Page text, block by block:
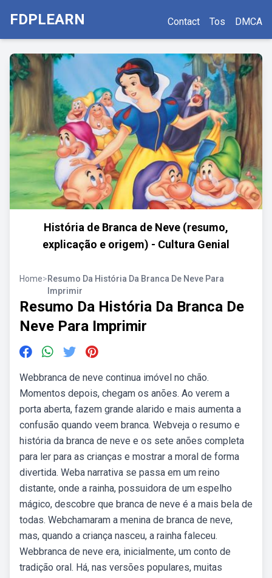
FDPLEARN Contact Tos DMCA
História de Branca de Neve (resumo,
explicação e origem) - Cultura Genial
Home>Resumo Da História Da Branca De Neve Para
Imprimir
Resumo Da História Da Branca De
Neve Para Imprimir
Webbranca de neve continua imóvel no chão.
Momentos depois, chegam os anões. Ao verem a
porta aberta, fazem grande alarido e mais aumenta a
confusão quando veem branca. Webveja o resumo e
história da branca de neve e os sete anões completa
para ler para as crianças e mostrar a moral de forma
divertida. Weba narrativa se passa em um reino
distante, onde a rainha, possuidora de um espelho
mágico, descobre que branca de neve é a mais bela de
todas. Webchamaram a menina de branca de neve,
mas, quando a criança nasceu, a rainha faleceu.
Webbranca de neve era, inicialmente, um conto de
tradição oral. Há, nas versões populares, muitas